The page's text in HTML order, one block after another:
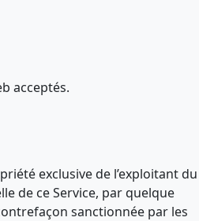
acceptés.
exclusive de l’exploitant du
de ce Service, par quelque
sanctionnée par les